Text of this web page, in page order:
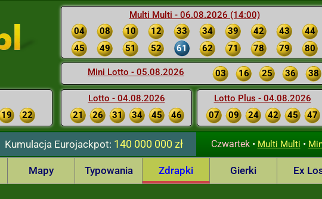
Multi Multi - 06.08.2026 (14:00)
04
08 10 12 33 34 39 42 43
44
45
49 51 52 61 62 71 78 79 80
Mini Lotto - 05.08.2026 03 16 25 36 38
Lotto - 04.08.2026
21
26 31 34 45 46
Lotto Plus - 04.08.2026
07
09 24 42 45 47
19 22
KumulacjaEurojackpot: 140 000 000 zł Czwartek• Multi Multi •
Mapy Typowania Zdrapki Gierki Ex